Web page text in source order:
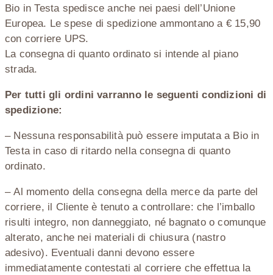
Bio in Testa spedisce anche nei paesi dell’Unione
Europea. Le spese di spedizione ammontano a € 15,90
con corriere UPS.
La consegna di quanto ordinato si intende al piano
strada.
Per tutti gli ordini varranno le seguenti condizioni di
spedizione:
– Nessuna responsabilità può essere imputata a Bio in
Testa in caso di ritardo nella consegna di quanto
ordinato.
– Al momento della consegna della merce da parte del
corriere, il Cliente è tenuto a controllare: che l’imballo
risulti integro, non danneggiato, né bagnato o comunque
alterato, anche nei materiali di chiusura (nastro
adesivo). Eventuali danni devono essere
immediatamente contestati al corriere che effettua la